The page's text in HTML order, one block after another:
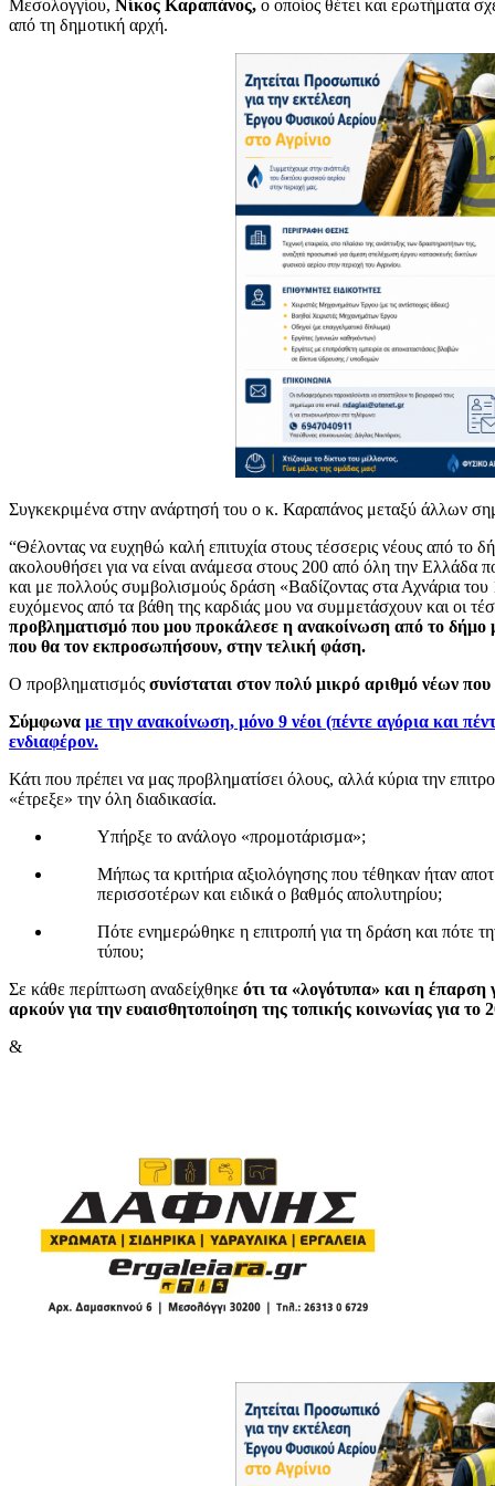
Μεσολογγίου, Νίκος Καραπάνος, ο οποίος θέτει και ερωτήματα
από τη δημοτική αρχή.
Συγκεκριμένα στην ανάρτησή του ο κ. Καραπάνος μεταξύ άλλων
“Θέλοντας να ευχηθώ καλή επιτυχία στους τέσσερις νέους από το
ακολουθήσει για να είναι ανάμεσα στους 200 από όλη την Ελλάδα
και με πολλούς συμβολισμούς δράση «Βαδίζοντας στα Αχνάρια
ευχόμενος από τα βάθη της καρδιάς μου να συμμετάσχουν και οι
προβληματισμό που μου προκάλεσε η ανακοίνωση από το δήμο
που θα τον εκπροσωπήσουν, στην τελική φάση.
Ο προβληματισμός συνίσταται στον πολύ μικρό αριθμό νέων
Σύμφωνα με την ανακοίνωση, μόνο 9 νέοι (πέντε αγόρια και
ενδιαφέρον.
Κάτι που πρέπει να μας προβληματίσει όλους, αλλά κύρια την
«έτρεξε» την όλη διαδικασία.
Υπήρξε το ανάλογο «προμοτάρισμα»;
Μήπως τα κριτήρια αξιολόγησης που τέθηκαν ήταν
περισσοτέρων και ειδικά ο βαθμός απολυτηρίου;
Πότε ενημερώθηκε η επιτροπή για τη δράση και πότε
τύπου;
Σε κάθε περίπτωση αναδείχθηκε ότι τα «λογότυπα» και η έπαρση
αρκούν για την ευαισθητοποίηση της τοπικής κοινωνίας για το
&